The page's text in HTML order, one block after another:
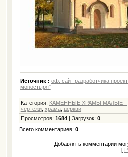
Источник : оф. сайт разработчика
моностыря"
Категория: КАМЕННЫЕ ХРАМЫ МАЛЫЕ -
чертежи, храма, церкви
Просмотров: 1684| Загрузок: 0
Всего комментариев: 0
Добавлять комментарии
[